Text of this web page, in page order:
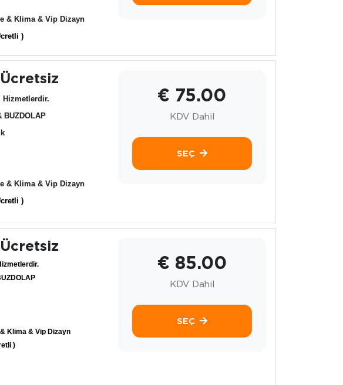
& Klima & Vip Dizayn
)
Ücretsiz
Hizmetlerdir.
BUZDOLAP
& Klima & Vip Dizayn
)
€ 75.00
KDV Dahil
SEÇ
Ücretsiz
Klima & Vip Dizayn
)
€ 85.00
KDV Dahil
SEÇ